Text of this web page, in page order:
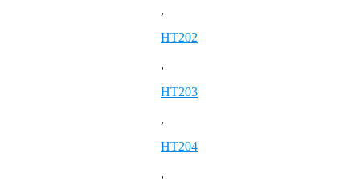
,
HT202
,
HT203
,
HT204
,